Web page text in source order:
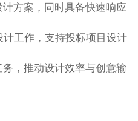
方案，同时具备快速响应
工作，支持投标项目设计
，推动设计效率与创意输